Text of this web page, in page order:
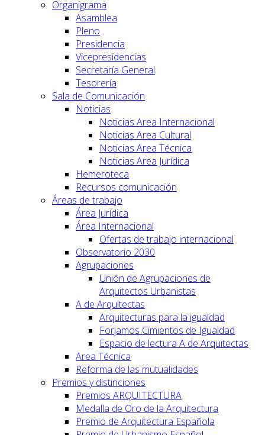
Organigrama
Asamblea
Pleno
Presidencia
Vicepresidencias
Secretaría General
Tesorería
Sala de Comunicación
Noticias
Noticias Area Internacional
Noticias Area Cultural
Noticias Area Técnica
Noticias Area Jurídica
Hemeroteca
Recursos comunicación
Áreas de trabajo
Área Jurídica
Área Internacional
Ofertas de trabajo internacional
Observatorio 2030
Agrupaciones
Unión de Agrupaciones de
Arquitectos Urbanistas
A de Arquitectas
Arquitecturas para la igualdad
Forjamos Cimientos de Igualdad
Espacio de lectura A de Arquitectas
Area Técnica
Reforma de las mutualidades
Premios y distinciones
Premios ARQUITECTURA
Medalla de Oro de la Arquitectura
Premio de Arquitectura Española